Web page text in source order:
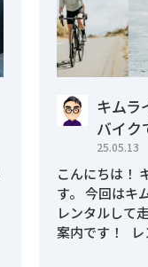
キムラ
バイク
25.05.13
こんにちは！
す。 今回はキ
レンタルして
案内です！